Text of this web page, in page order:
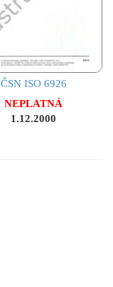
ČSN ISO 6926
NEPLATNÁ
1.12.2000